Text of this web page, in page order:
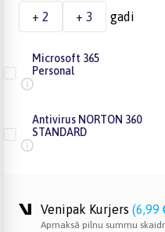
+ 2 + 3 gadi
Microsoft 365
Personal
Antivirus NORTON 360
STANDARD
Venipak Kurjers (6,99
Apmaksā pilnu summu